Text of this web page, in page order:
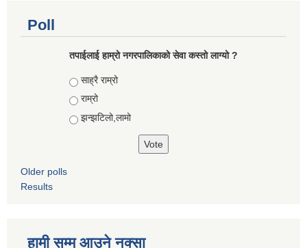
Poll
तपाईलाई हाम्रो नगरपालिकाको सेवा कस्तो लाग्यो ?
Choices
साह्रै राम्रो
राम्रो
झन्झटिलो,लामो
Older polls
Results
हामी सम्म आउने नक्सा